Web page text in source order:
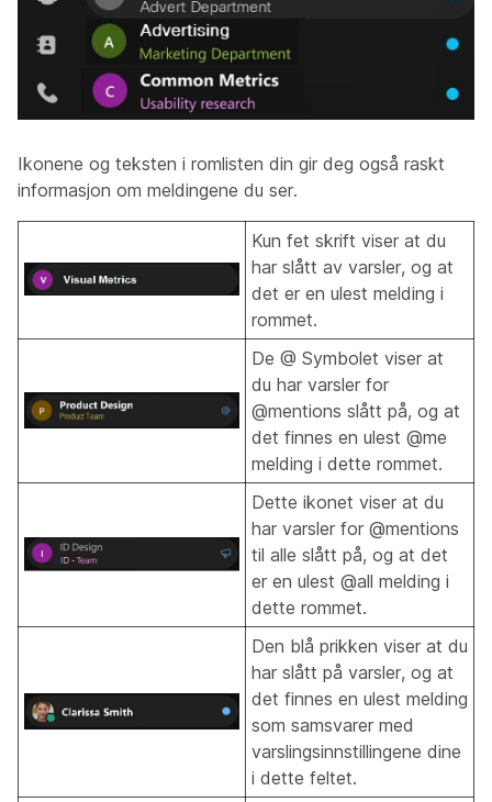
Ikonene og teksten i romlisten din gir deg også raskt
informasjon om meldingene du ser.
Kun fet skrift viser at du
har slått av varsler, og at
det er en ulest melding i
rommet.
De @ Symbolet viser at
du har varsler for
@mentions slått på, og at
det finnes en ulest @me
melding i dette rommet.
Dette ikonet viser at du
har varsler for @mentions
til alle slått på, og at det
er en ulest @all melding i
dette rommet.
Den blå prikken viser at du
har slått på varsler, og at
det finnes en ulest melding
som samsvarer med
varslingsinnstillingene dine
i dette feltet.